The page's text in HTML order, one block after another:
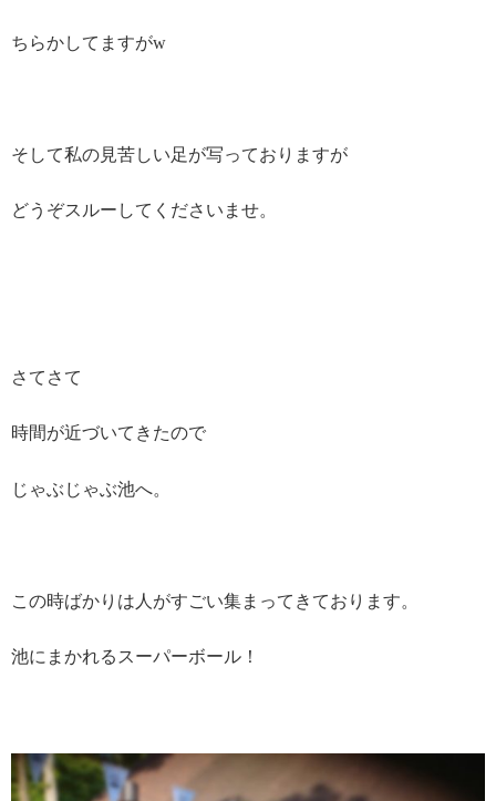
ちらかしてますがw
そして私の見苦しい足が写っておりますが
どうぞスルーしてくださいませ。
さてさて
時間が近づいてきたので
じゃぶじゃぶ池へ。
この時ばかりは人がすごい集まってきております。
池にまかれるスーパーボール！